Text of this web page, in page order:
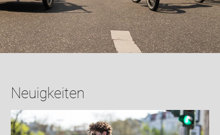
Neuigkeiten